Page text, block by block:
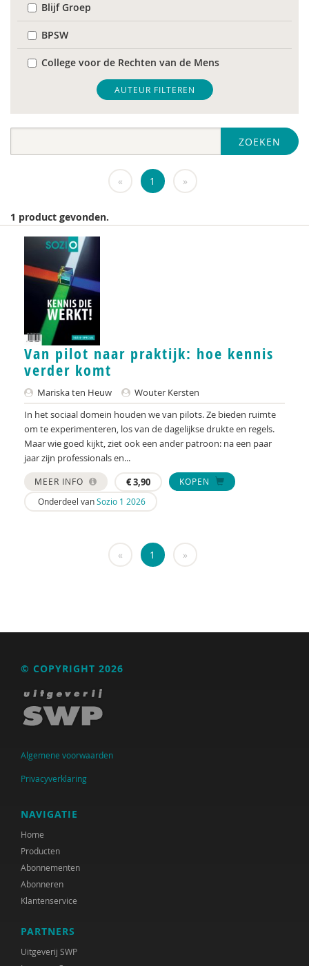
Blijf Groep
BPSW
College voor de Rechten van de Mens
De Raad voor Volksgezondheid & Samenleving
diverse
Fier
GREVIO
het Regeringscommissariaat seksueel
grensoverschrijdend gedrag en seksueel geweld
huisarts
KNMG
Landelijk Kenniscentrum LVB
LIDIE
Maatschappelijk Impact Team
Mariëlle Bruning
Mentale gezondheidsnetwerken
Nederlandse Sportalliantie m.m.v. Stichting
Raad voor Volksgezondheid & Samenleving
Ramirelsyla Eloise
Regioplan
Sonja
United Nations Office for Disaster Risk Reduction
World Health Organization
René .C. Hoksbergen
AUTEUR FILTEREN
ZOEKEN
« 1 »
1 product gevonden.
Van pilot naar praktijk: hoe kennis
verder komt
Mariska ten Heuw
Wouter Kersten
In het sociaal domein houden we van pilots. Ze bieden ruimte
om te experimenteren, los van de dagelijkse drukte en regels.
Maar wie goed kijkt, ziet ook een ander patroon: na een paar
jaar zijn professionals en...
MEER INFO €3,90
KOPEN
Onderdeel vanSozio 1 2026
« 1 »
© COPYRIGHT 2026
Algemene voorwaarden
Privacyverklaring
NAVIGATIE
Home
Producten
Abonnementen
Abonneren
Klantenservice
PARTNERS
Uitgeverij SWP